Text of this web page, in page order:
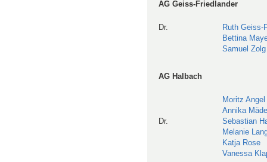
AG Geiss-Friedlander
Dr.
Ruth Geiss-
Bettina
Samuel Zolg
AG Halbach
Moritz Angel
Annika
Dr.
Sebastian
Melanie
Katja Rose
Vanessa